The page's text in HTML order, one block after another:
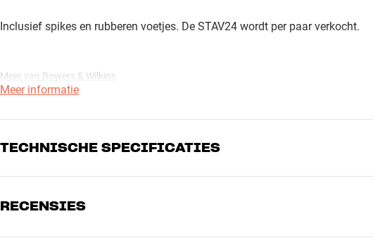
Inclusief spikes en rubberen voetjes. De STAV24 wordt per paar verkocht.
Meer van Bowers & Wilkins
Meer informatie
TECHNISCHE SPECIFICATIES
AFMETINGEN EN DESIGN
Model / Variant
Zwart
RECENSIES